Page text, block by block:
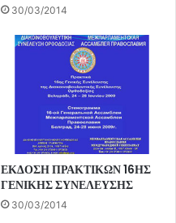
30/03/2014
ΕΚΔΟΣΗ ΠΡΑΚΤΙΚΩΝ 16ΗΣ
ΓΕΝΙΚΗΣ ΣΥΝΕΛΕΥΣΗΣ
30/03/2014